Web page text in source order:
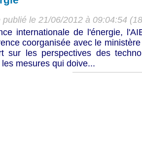
publié le 21/06/2012 à 09:04:54
internationale de l'énergie,
coorganisée avec le
sur les perspectives des
mesures qui doive...